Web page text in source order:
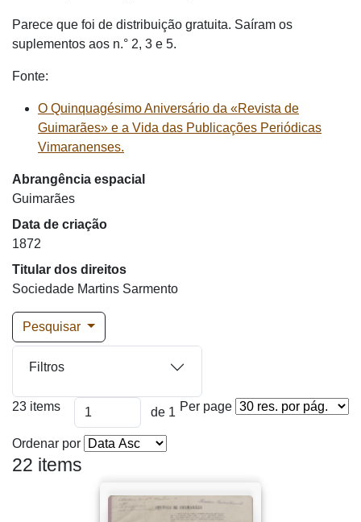
Parece que foi de distribuição gratuita. Saíram os
suplementos aos n.° 2, 3 e 5.
Fonte:
O Quinquagésimo Aniversário da «Revista de
Guimarães» e a Vida das Publicações Periódicas
Vimaranenses.
Abrangência espacial
Guimarães
Data de criação
1872
Titular dos direitos
Sociedade Martins Sarmento
Pesquisar
Filtros
23 items de 1 Per page
Ordenar por
22 items